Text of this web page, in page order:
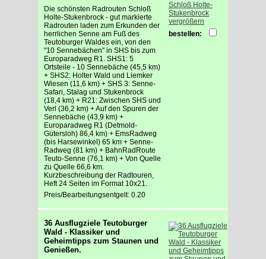
Die schönsten Radrouten Schloß
Holte-Stukenbrock - gut markierte
Radrouten laden zum Erkunden der
herrlichen Senne am Fuß des
Teutoburger Waldes ein, von den
"10 Sennebächen" in SHS bis zum
Europaradweg R1. SHS1: 5
Ortsteile - 10 Sennebäche (45,5 km)
+ SHS2: Holter Wald und Liemker
Wiesen (11,6 km) + SHS 3: Senne-
Safari, Stalag und Stukenbrock
(18,4 km) + R21: Zwischen SHS und
Verl (36,2 km) + Auf den Spuren der
Sennebäche (43,9 km) +
Europaradweg R1 (Detmold-
Gütersloh) 86,4 km) + EmsRadweg
(bis Harsewinkel) 65 km + Senne-
Radweg (81 km) + BahnRadRoute
Teuto-Senne (76,1 km) + Von Quelle
zu Quelle 66,6 km.
Kurzbeschreibung der Radtouren,
Heft 24 Seiten im Format 10x21.
Preis/Bearbeitungsentgelt: 0.20
vergrößern
bestellen:
36 Ausflugziele Teutoburger
Wald - Klassiker und
Geheimtipps zum Staunen und
Genießen.